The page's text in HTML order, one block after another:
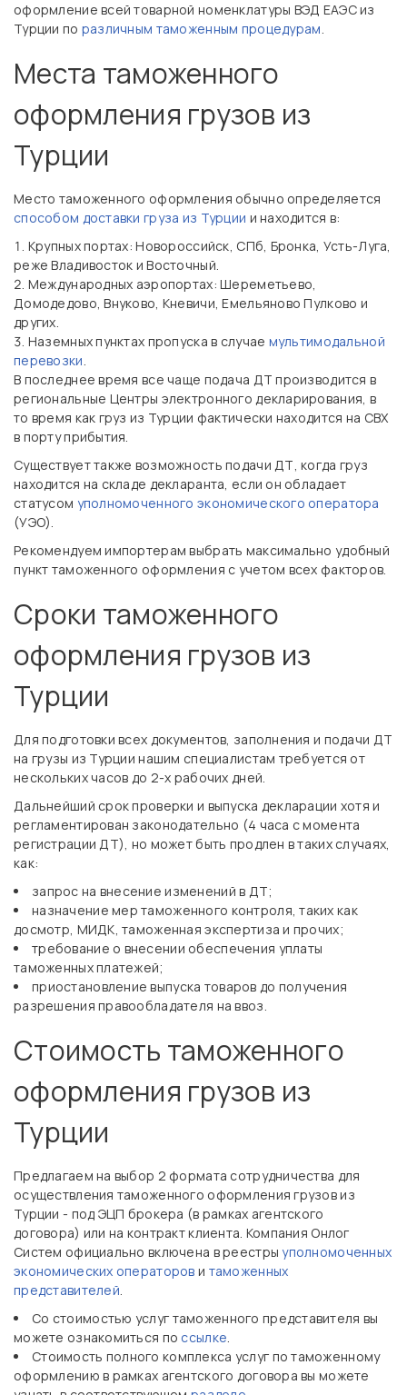
оформление всей товарной номенклатуры ВЭД ЕАЭС из
Турции по различным таможенным процедурам.
Места таможенного
оформления грузов из
Турции
Место таможенного оформления обычно определяется
способом доставки груза из Турции и находится в:
Крупных портах: Новороссийск, СПб, Бронка, Усть-Луга,
реже Владивосток и Восточный.
Международных аэропортах: Шереметьево,
Домодедово, Внуково, Кневичи, Емельяново Пулково и
других.
Наземных пунктах пропуска в случае мультимодальной
перевозки.
В последнее время все чаще подача ДТ производится в
региональные Центры электронного декларирования, в
то время как груз из Турции фактически находится на СВХ
в порту прибытия.
Существует также возможность подачи ДТ, когда груз
находится на складе декларанта, если он обладает
статусом уполномоченного экономического оператора
(УЭО).
Рекомендуем импортерам выбрать максимально удобный
пункт таможенного оформления с учетом всех факторов.
Сроки таможенного
оформления грузов из
Турции
Для подготовки всех документов, заполнения и подачи ДТ
на грузы из Турции нашим специалистам требуется от
нескольких часов до 2-х рабочих дней.
Дальнейший срок проверки и выпуска декларации хотя и
регламентирован законодательно (4 часа с момента
регистрации ДТ), но может быть продлен в таких случаях,
как:
запрос на внесение изменений в ДТ;
назначение мер таможенного контроля, таких как
досмотр, МИДК, таможенная экспертиза и прочих;
требование о внесении обеспечения уплаты
таможенных платежей;
приостановление выпуска товаров до получения
разрешения правообладателя на ввоз.
Стоимость таможенного
оформления грузов из
Турции
Предлагаем на выбор 2 формата сотрудничества для
осуществления таможенного оформления грузов из
Турции - под ЭЦП брокера (в рамках агентского
договора) или на контракт клиента. Компания Онлог
Систем официально включена в реестры уполномоченных
экономических операторов и таможенных
представителей.
Со стоимостью услуг таможенного представителя вы
можете ознакомиться по ссылке.
Стоимость полного комплекса услуг по таможенному
оформлению в рамках агентского договора вы можете